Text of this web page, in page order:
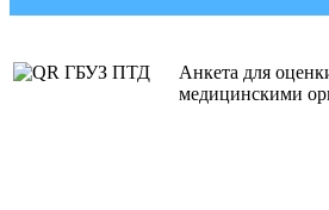
Анкета для
медицинскими